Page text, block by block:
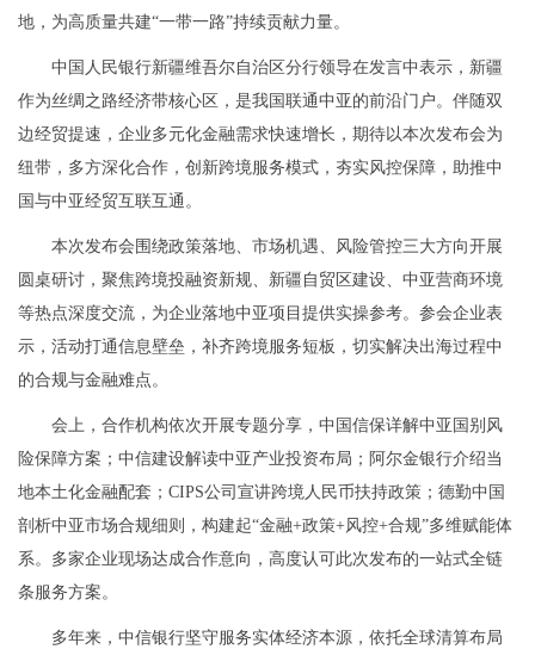
地，为高质量共建“一带一路”持续贡献力量。
中国人民银行新疆维吾尔自治区分行领导在发言中表示，新疆
作为丝绸之路经济带核心区，是我国联通中亚的前沿门户。伴随双
边经贸提速，企业多元化金融需求快速增长，期待以本次发布会为
纽带，多方深化合作，创新跨境服务模式，夯实风控保障，助推中
国与中亚经贸互联互通。
本次发布会围绕政策落地、市场机遇、风险管控三大方向开展
圆桌研讨，聚焦跨境投融资新规、新疆自贸区建设、中亚营商环境
等热点深度交流，为企业落地中亚项目提供实操参考。参会企业表
示，活动打通信息壁垒，补齐跨境服务短板，切实解决出海过程中
的合规与金融难点。
会上，合作机构依次开展专题分享，中国信保详解中亚国别风
险保障方案；中信建设解读中亚产业投资布局；阿尔金银行介绍当
地本土化金融配套；CIPS公司宣讲跨境人民币扶持政策；德勤中国
剖析中亚市场合规细则，构建起“金融+政策+风控+合规”多维赋能体
系。多家企业现场达成合作意向，高度认可此次发布的一站式全链
条服务方案。
多年来，中信银行坚守服务实体经济本源，依托全球清算布局